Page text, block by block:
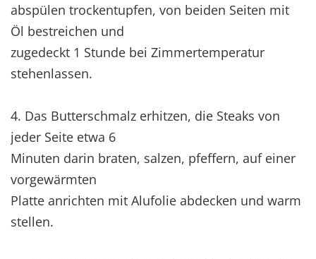
abspülen trockentupfen, von beiden Seiten mit
Öl bestreichen und
zugedeckt 1 Stunde bei Zimmertemperatur
stehenlassen.
4. Das Butterschmalz erhitzen, die Steaks von
jeder Seite etwa 6
Minuten darin braten, salzen, pfeffern, auf einer
vorgewärmten
Platte anrichten mit Alufolie abdecken und warm
stellen.